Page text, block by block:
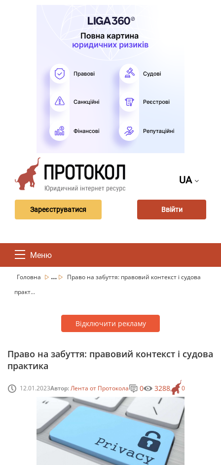
UA
Зареєструватися Ввійти
Меню
Головна ...
Право на забуття: правовий контекст і судова
практ...
Відключити рекламу
Право на забуття: правовий контекст і судова
практика
12.01.2023Автор:Лента от Протокола 0
0 3288